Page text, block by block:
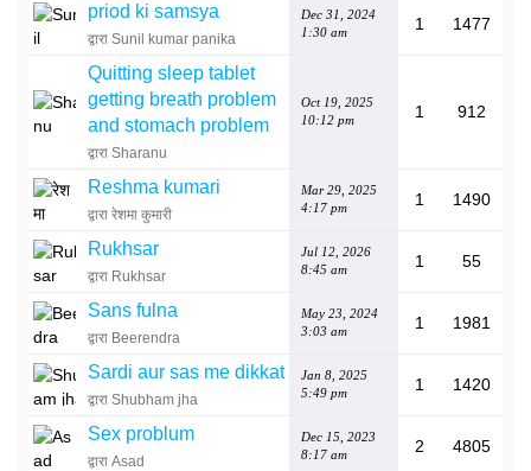
priod ki samsya
द्वारा Sunil kumar panika
Dec 31, 2024
1:30 am
1 1477
Quitting sleep tablet
getting breath problem
and stomach problem
द्वारा Sharanu
Oct 19, 2025
10:12 pm
1 912
Reshma kumari
द्वारा रेशमा कुमारी
Mar 29, 2025
4:17 pm
1 1490
Rukhsar
द्वारा Rukhsar
Jul 12, 2026
8:45 am
1 55
Sans fulna
द्वारा Beerendra
May 23, 2024
3:03 am
1 1981
Sardi aur sas me dikkat
द्वारा Shubham jha
Jan 8, 2025
5:49 pm
1 1420
Sex problum
द्वारा Asad
Dec 15, 2023
8:17 am
2 4805